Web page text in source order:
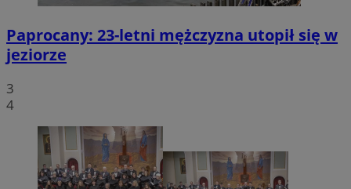
Paprocany: 23-letni mężczyzna utopił się w
jeziorze
3
4